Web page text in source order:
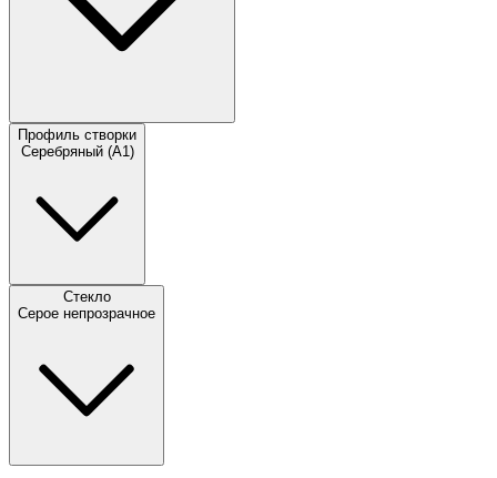
Профиль створки
Серебряный (A1)
Стекло
Серое непрозрачное